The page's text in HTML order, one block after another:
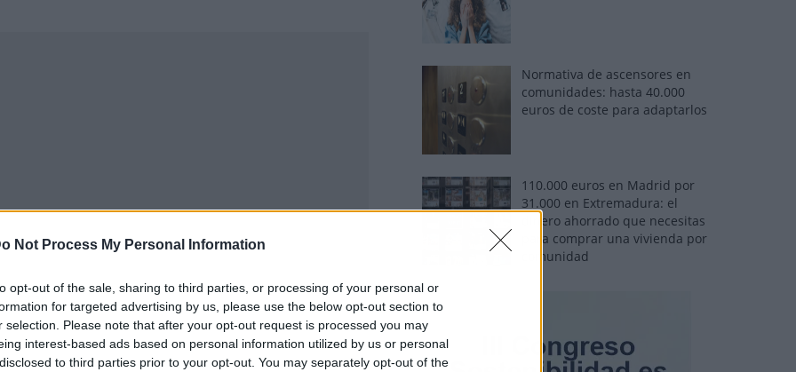
Not Process My Personal Information
opt-out of the sale, sharing to third parties, or processing of your personal or
for targeted advertising by us, please use the below opt-out section to
selection. Please note that after your opt-out request is processed you may
interest-based ads based on personal information utilized by us or personal
to third parties prior to your opt-out. You may separately opt-out of the
Normativa de ascensores en
comunidades: hasta 40.000
euros de coste para adaptarlos
110.000 euros en Madrid por
31.000 en Extremadura: el
dinero ahorrado que necesitas
para comprar una vivienda por
comunidad